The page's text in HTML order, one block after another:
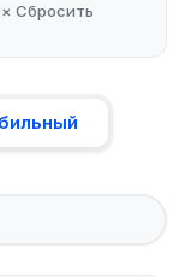
× Сбросить